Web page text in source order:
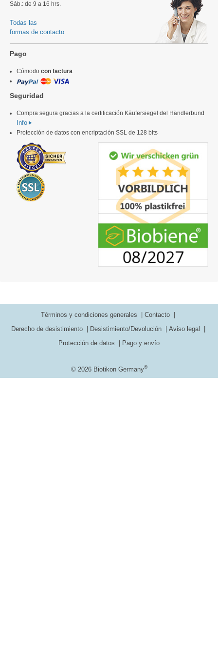
Sáb.: de 9 a 16 hrs.
Todas las
formas de contacto
Pago
Cómodo con factura
Seguridad
Compra segura gracias a la certificación Käufersiegel del Händlerbund
Info
Protección de datos con encriptación SSL de 128 bits
© 2026 Biotikon Germany®
Términos y condiciones generales
Contacto
Derecho de desistimiento
Desistimiento/Devolución
Aviso legal
Protección de datos
Pago y envío